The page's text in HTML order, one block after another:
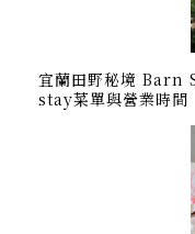
宜蘭田野秘境 Barn
stay菜單與營業時間